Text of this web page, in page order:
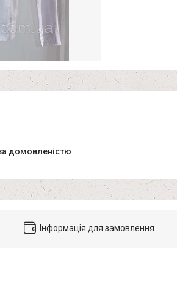
домовленістю
Інформація для замовлення